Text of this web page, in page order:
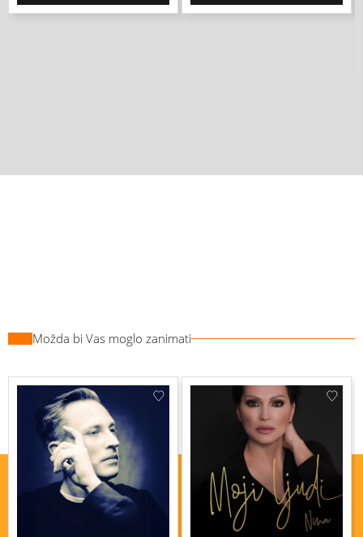
Možda bi Vas moglo zanimati